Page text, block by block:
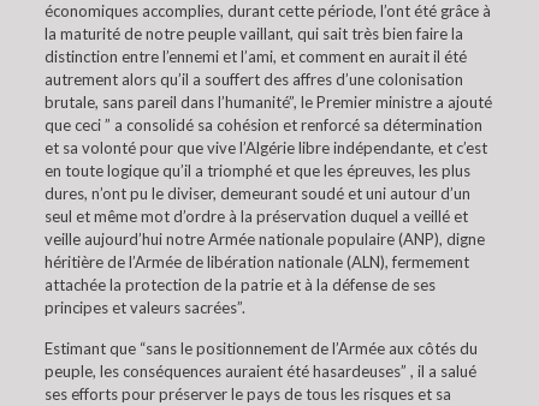
économiques accomplies, durant cette période, l’ont été grâce à
la maturité de notre peuple vaillant, qui sait très bien faire la
distinction entre l’ennemi et l’ami, et comment en aurait il été
autrement alors qu’il a souffert des affres d’une colonisation
brutale, sans pareil dans l’humanité”, le Premier ministre a ajouté
que ceci ” a consolidé sa cohésion et renforcé sa détermination
et sa volonté pour que vive l’Algérie libre indépendante, et c’est
en toute logique qu’il a triomphé et que les épreuves, les plus
dures, n’ont pu le diviser, demeurant soudé et uni autour d’un
seul et même mot d’ordre à la préservation duquel a veillé et
veille aujourd’hui notre Armée nationale populaire (ANP), digne
héritière de l’Armée de libération nationale (ALN), fermement
attachée la protection de la patrie et à la défense de ses
principes et valeurs sacrées”.
Estimant que “sans le positionnement de l’Armée aux côtés du
peuple, les conséquences auraient été hasardeuses” , il a salué
ses efforts pour préserver le pays de tous les risques et sa